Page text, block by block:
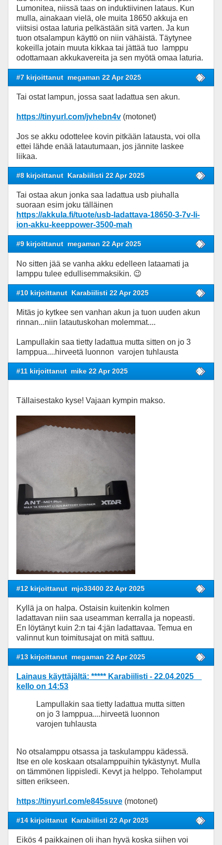
Lumonitea, niissä taas on induktiivinen lataus. Kun
mulla, ainakaan vielä, ole muita 18650 akkuja en
viitsisi ostaa laturia pelkästään sitä varten. Ja kun
tuon otsalampun käyttö on niin vähäistä. Täytynee
kokeilla jotain muuta kikkaa tai jättää tuo lamppu
odottamaan akkukavereita ja sen myötä omaa laturia.
#7 kirjoittanut megaman 22 Apr 2025
Tai ostat lampun, jossa saat ladattua sen akun.
https://tinyurl.com/jvhebn4v (motonet)
Jos se akku odottelee kovin pitkään latausta, voi olla
ettei lähde enää latautumaan, jos jännite laskee
liikaa.
#8 kirjoittanut Karabiilisti 22 Apr 2025
Tai ostaa akun jonka saa ladattua usb piuhalla
suoraan esim joku tälläinen
https://akkula.fi/tuote/usb-ladattava-18650-3-7v-li-
ion-akku-keeppower-3500-mah
#9 kirjoittanut megaman 22 Apr 2025
No sitten jää se vanha akku edelleen lataamati ja
lamppu tulee edullisemmaksikin. 😉
#10 kirjoittanut Karabiilisti 22 Apr 2025
Mitäs jo kytkee sen vanhan akun ja tuon uuden akun
rinnan...niin latautuskohan molemmat....
Lampullakin saa tietty ladattua mutta sitten on jo 3
lamppua....hirveetä luonnon varojen tuhlausta
#11 kirjoittanut mike 22 Apr 2025
Tällaisestako kyse! Vajaan kympin makso.
#12 kirjoittanut mjo33400 22 Apr 2025
Kyllä ja on halpa. Ostaisin kuitenkin kolmen
ladattavan niin saa useamman kerralla ja nopeasti.
En löytänyt kuin 2:n tai 4:jän ladattavaa. Temua en
valinnut kun toimitusajat on mitä sattuu.
#13 kirjoittanut megaman 22 Apr 2025
Lainaus käyttäjältä: ***** Karabiilisti - 22.04.2025
kello on 14:53
Lampullakin saa tietty ladattua mutta sitten
on jo 3 lamppua....hirveetä luonnon
varojen tuhlausta
No otsalamppu otsassa ja taskulamppu kädessä.
Itse en ole koskaan otsalamppuihin tykästynyt. Mulla
on tämmönen lippisledi. Kevyt ja helppo. Teholamput
sitten erikseen.
https://tinyurl.com/e845suve (motonet)
#14 kirjoittanut Karabiilisti 22 Apr 2025
Eikös 4 paikkainen oli ihan hyvä koska siihen voi